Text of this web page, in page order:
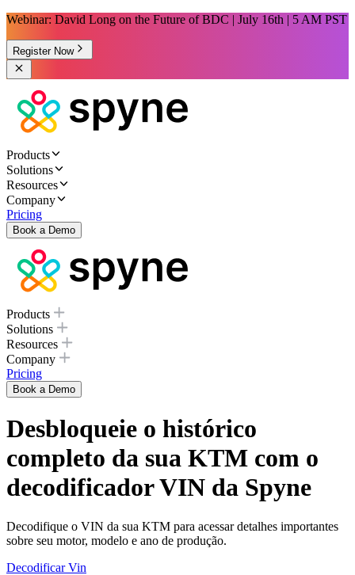
Webinar: David Long on the Future of BDC | July 16th | 5 AM PST
Register Now
Products
Solutions
Resources
Company
Pricing
Book a Demo
Products
Solutions
Resources
Company
Pricing
Book a Demo
Desbloqueie o histórico
completo da sua KTM com o
decodificador VIN da Spyne
Decodifique o VIN da sua KTM para acessar detalhes importantes
sobre seu motor, modelo e ano de produção.
Decodificar Vin